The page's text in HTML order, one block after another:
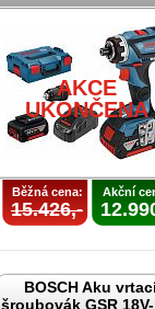
AKCE
UKONČENA
Běžná cena:
15.426,-
Akční
BOSCH Aku
šroubovák GSR